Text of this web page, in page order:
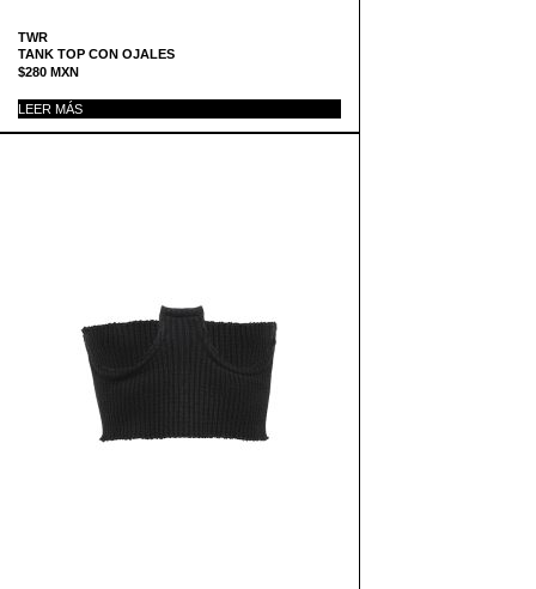
TWR
TANK TOP CON OJALES
$280 MXN
LEER MÁS